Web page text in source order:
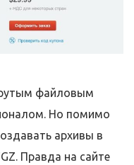
файловым
Но помимо
архивы в
Правда на сайте